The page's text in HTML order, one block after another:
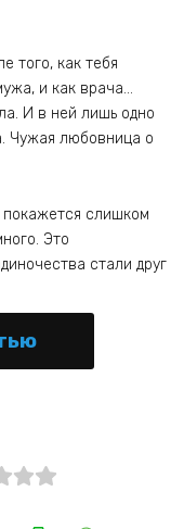
того, как тебя
и как врача…
И в ней лишь одно
Чужая любовница о
слишком
Это
стали друг